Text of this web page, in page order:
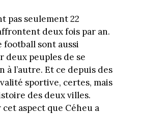
pas seulement 22
deux fois par an.
football sont aussi
deux peuples de se
à l’autre. Et ce depuis des
sportive, certes, mais
des deux villes.
cet aspect que Céheu a